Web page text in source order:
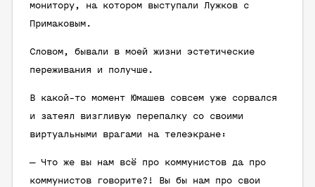
монитору, на котором выступали Лужков с
Примаковым.
Словом, бывали в моей жизни эстетические
переживания и получше.
В какой-то момент Юмашев совсем уже сорвался
и затеял визгливую перепалку со своими
виртуальными врагами на телеэкране:
— Что же вы нам всё про коммунистов да про
коммунистов говорите?! Вы бы нам про свои